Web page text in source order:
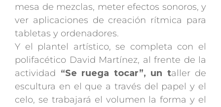
mesa de mezclas, meter efectos sonoros, y
ver aplicaciones de creación rítmica para
tabletas y ordenadores.
Y el plantel artístico, se completa con el
polifacético David Martínez, al frente de la
actividad “Se ruega tocar”, un taller de
escultura en el que a través del papel y el
celo, se trabajará el volumen la forma y el